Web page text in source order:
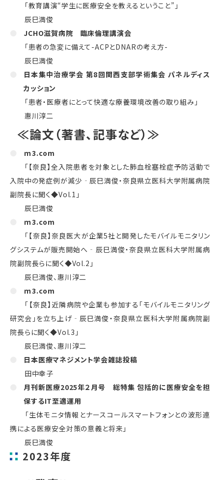
「教育講演“学生に医療安全を教えるということ”」
辰巳満俊
JCHO滋賀病院 臨床倫理講演会
「患者の急変に備えて-ACPとDNARの考え方-
辰巳満俊
日本集中治療学会 第8回関西支部学術集会 パネルディス
カッション
「患者・医療者にとって快適な療養環境改善の取り組み」
惠川淳二
≪論文（著書、記事など）≫
ｍ3.com
「【奈良】全入院患者を対象とした肺血栓塞栓症予防活動で
入院中の発症例が減少‐辰巳満俊・奈良県立医科大学附属病院
副院長に聞く◆Vol.1 」
辰巳満俊
ｍ3.com
「【奈良】奈良医大が企業5社と開発したモバイルモニタリン
グシステムが販売開始へ ‐ 辰巳満俊・奈良県立医科大学附属病
院副院長らに聞く◆Vol.2 」
辰巳満俊、惠川淳二
ｍ3.com
「【奈良】近隣病院や企業も参加する「モバイルモニタリング
研究会」を立ち上げ‐辰巳満俊・奈良県立医科大学附属病院副
院長らに聞く◆Vol.3 」
辰巳満俊、惠川淳二
日本医療マネジメント学会雑誌投稿
田中幸子
月刊新医療2025年２月号 総特集 包括的に医療安全を担
保するIT至適運用
「生体モニタ情報とナースコールスマートフォンとの波形連
携による医療安全対策の意義と将来」
辰巳満俊
2023年度